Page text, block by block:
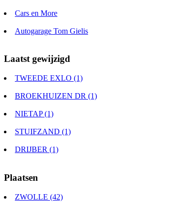
Cars en More
Autogarage Tom Gielis
Laatst gewijzigd
TWEEDE EXLO (1)
BROEKHUIZEN DR (1)
NIETAP (1)
STUIFZAND (1)
DRIJBER (1)
Plaatsen
ZWOLLE (42)